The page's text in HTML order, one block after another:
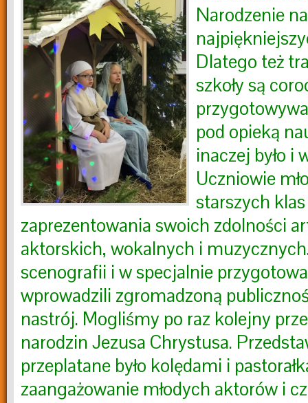
Narodzenie
Dlatego też
szkoły są
pod opieką
inaczej było i
Uczniowie
starszych
zaprezentowania swoich zdolności
aktorskich, wokalnych i
scenografii i w specjalnie
wprowadzili zgromadzoną
nastrój. Mogliśmy po raz kolejny
narodzin Jezusa Chrystusa.
przeplatane było kolędami i
zaangażowanie młodych aktorów i